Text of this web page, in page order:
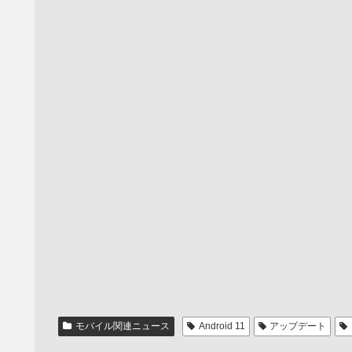
モバイル関連ニュース Android 11 アップデート